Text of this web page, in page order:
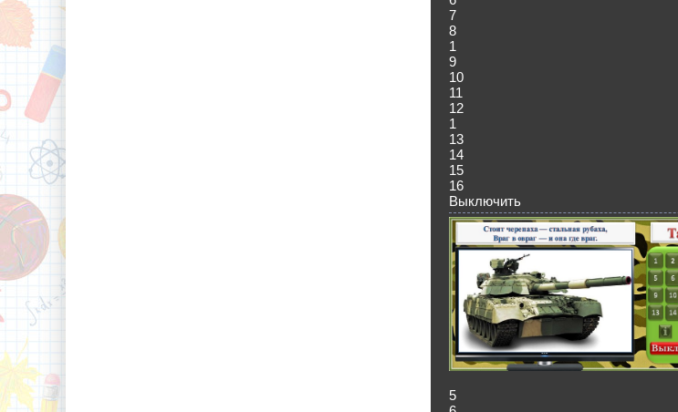
7
8
1
9
10
11
12
1
13
14
15
16
Выключить
5